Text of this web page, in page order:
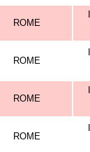
ROME
ROME
ROME
ROME